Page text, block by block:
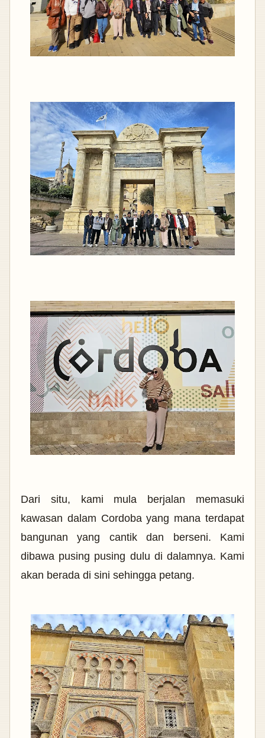
Dari situ, kami mula berjalan memasuki
kawasan dalam Cordoba yang mana terdapat
bangunan yang cantik dan berseni. Kami
dibawa pusing pusing dulu di dalamnya. Kami
akan berada di sini sehingga petang.